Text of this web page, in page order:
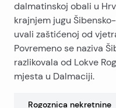
dalmatinskoj obali u
krajnjem jugu
uvali zaštićenoj od
Povremeno se naziva
razlikovala od Lokve
mjesta u Dalmaciji.
Rogoznica nekretnine